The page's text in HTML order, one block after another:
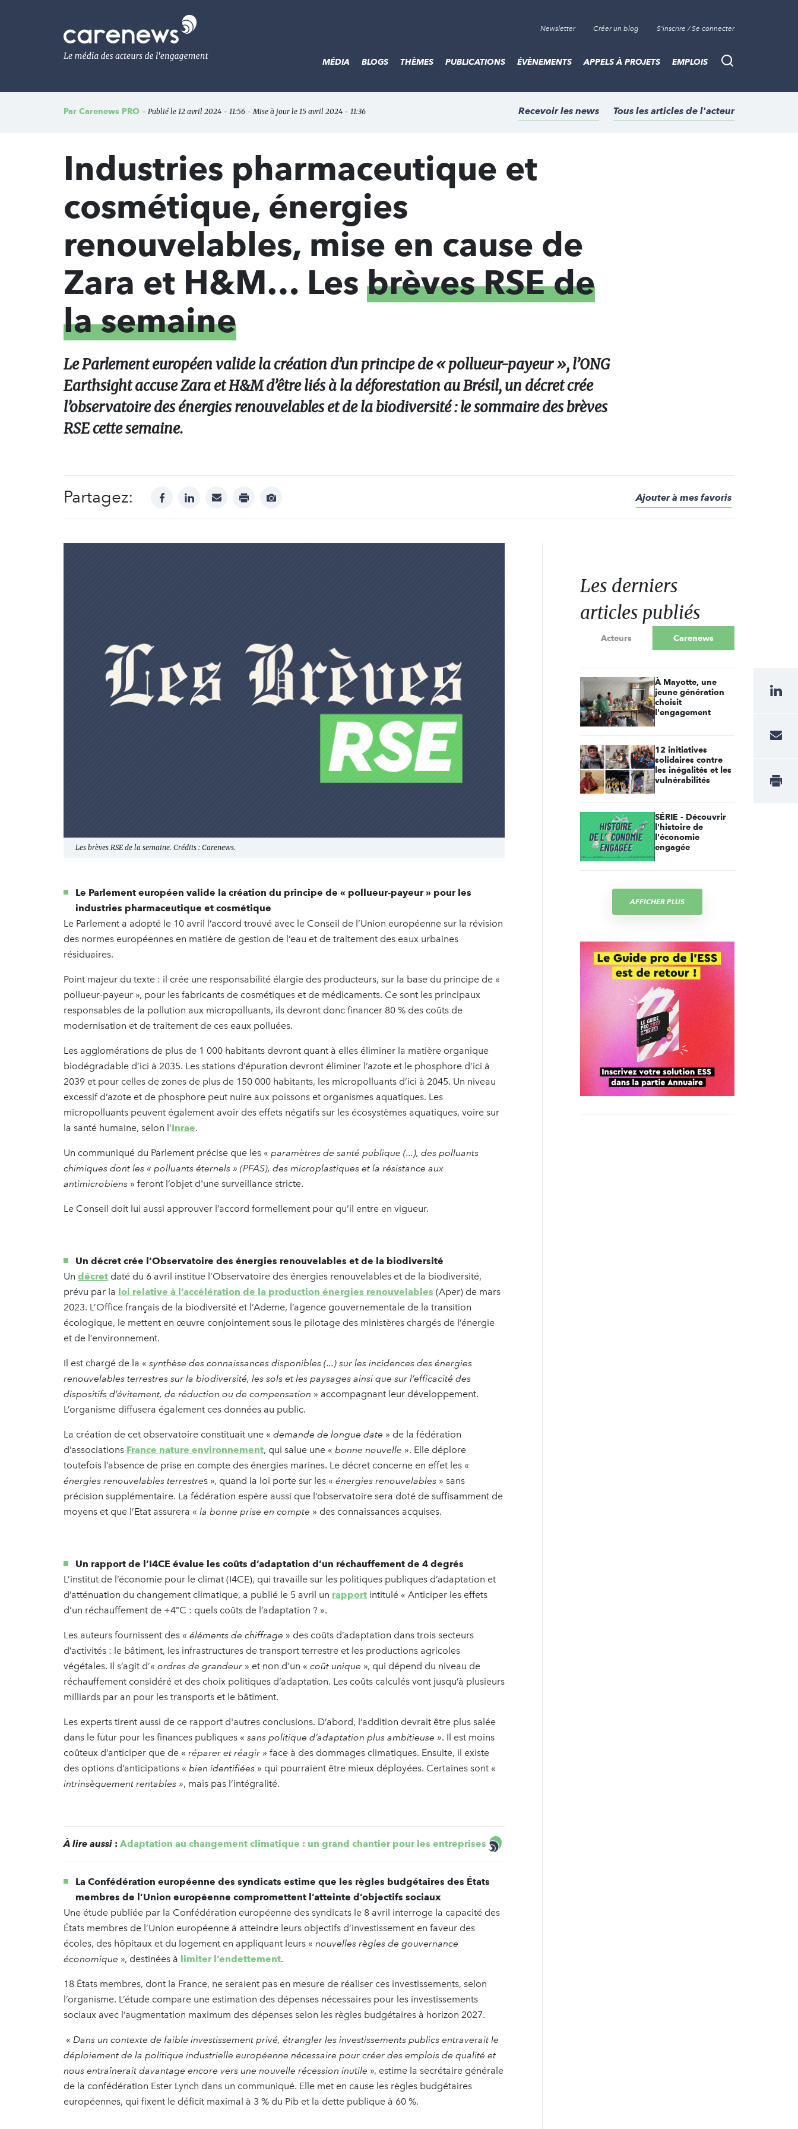
Le
média
de
l'engagement
Newsletter Créer un blog S'inscrire / Se connecter
Recherche
MÉDIA BLOGS THÈMES PUBLICATIONS ÉVÈNEMENTS APPELS À PROJETS EMPLOIS
Par Carenews PRO - Publié le 12 avril 2024 - 11:56 - Mise à jour le 15 avril 2024 - 11:36 Recevoir les news Tous les articles de l'acteur
Industries pharmaceutique et
cosmétique, énergies
renouvelables, mise en cause de
Zara et H&M… Les brèves RSE de
la semaine
Le Parlement européen valide la création d’un principe de « pollueur-payeur », l’ONG
Earthsight accuse Zara et H&M d’être liés à la déforestation au Brésil, un décret crée
l’observatoire des énergies renouvelables et de la biodiversité : le sommaire des brèves
RSE cette semaine.
Partagez: facebooklinkedinmail print
Afficher
Ajouter à mes favoris
Les brèves RSE de la semaine. Crédits : Carenews.
Le Parlement européen valide la création du principe de « pollueur-payeur » pour les
industries pharmaceutique et cosmétique
Le Parlement a adopté le 10 avril l’accord trouvé avec le Conseil de l’Union européenne sur la révision
des normes européennes en matière de gestion de l’eau et de traitement des eaux urbaines
résiduaires.
Point majeur du texte : il crée une responsabilité élargie des producteurs, sur la base du principe de «
pollueur-payeur », pour les fabricants de cosmétiques et de médicaments. Ce sont les principaux
responsables de la pollution aux micropolluants, ils devront donc financer 80 % des coûts de
modernisation et de traitement de ces eaux polluées.
Les agglomérations de plus de 1 000 habitants devront quant à elles éliminer la matière organique
biodégradable d’ici à 2035. Les stations d’épuration devront éliminer l’azote et le phosphore d’ici à
2039 et pour celles de zones de plus de 150 000 habitants, les micropolluants d’ici à 2045. Un niveau
excessif d’azote et de phosphore peut nuire aux poissons et organismes aquatiques. Les
micropolluants peuvent également avoir des effets négatifs sur les écosystèmes aquatiques, voire sur
la santé humaine, selon l’Inrae.
Un communiqué du Parlement précise que les « paramètres de santé publique (...), des polluants
chimiques dont les « polluants éternels » (PFAS), des microplastiques et la résistance aux
antimicrobiens » feront l’objet d'une surveillance stricte.
Le Conseil doit lui aussi approuver l’accord formellement pour qu’il entre en vigueur.
Un décret crée l’Observatoire des énergies renouvelables et de la biodiversité
Un décret daté du 6 avril institue l’Observatoire des énergies renouvelables et de la biodiversité,
prévu par la loi relative à l’accélération de la production énergies renouvelables (Aper) de mars
2023. L’Office français de la biodiversité et l’Ademe, l’agence gouvernementale de la transition
écologique, le mettent en œuvre conjointement sous le pilotage des ministères chargés de l’énergie
et de l’environnement.
Il est chargé de la « synthèse des connaissances disponibles (...) sur les incidences des énergies
renouvelables terrestres sur la biodiversité, les sols et les paysages ainsi que sur l’efficacité des
dispositifs d’évitement, de réduction ou de compensation » accompagnant leur développement.
L’organisme diffusera également ces données au public.
La création de cet observatoire constituait une « demande de longue date » de la fédération
d’associations France nature environnement, qui salue une « bonne nouvelle ». Elle déplore
toutefois l’absence de prise en compte des énergies marines. Le décret concerne en effet les «
énergies renouvelables terrestres », quand la loi porte sur les « énergies renouvelables » sans
précision supplémentaire. La fédération espère aussi que l’observatoire sera doté de suffisamment de
moyens et que l’Etat assurera « la bonne prise en compte » des connaissances acquises.
Un rapport de l’I4CE évalue les coûts d’adaptation d’un réchauffement de 4 degrés
L’institut de l’économie pour le climat (I4CE), qui travaille sur les politiques publiques d’adaptation et
d’atténuation du changement climatique, a publié le 5 avril un rapport intitulé « Anticiper les effets
d’un réchauffement de +4°C : quels coûts de l’adaptation ? ».
Les auteurs fournissent des « éléments de chiffrage » des coûts d’adaptation dans trois secteurs
d’activités : le bâtiment, les infrastructures de transport terrestre et les productions agricoles
végétales. Il s’agit d’« ordres de grandeur » et non d’un « coût unique », qui dépend du niveau de
réchauffement considéré et des choix politiques d’adaptation. Les coûts calculés vont jusqu’à plusieurs
milliards par an pour les transports et le bâtiment.
Les experts tirent aussi de ce rapport d'autres conclusions. D’abord, l’addition devrait être plus salée
dans le futur pour les finances publiques « sans politique d’adaptation plus ambitieuse ». Il est moins
coûteux d’anticiper que de « réparer et réagir » face à des dommages climatiques. Ensuite, il existe
des options d’anticipations « bien identifiées » qui pourraient être mieux déployées. Certaines sont «
intrinsèquement rentables », mais pas l’intégralité.
À lire aussi : Adaptation au changement climatique : un grand chantier pour les entreprises
La Confédération européenne des syndicats estime que les règles budgétaires des États
membres de l’Union européenne compromettent l’atteinte d’objectifs sociaux
Une étude publiée par la Confédération européenne des syndicats le 8 avril interroge la capacité des
États membres de l’Union européenne à atteindre leurs objectifs d’investissement en faveur des
écoles, des hôpitaux et du logement en appliquant leurs « nouvelles règles de gouvernance
économique », destinées à limiter l’endettement.
18 États membres, dont la France, ne seraient pas en mesure de réaliser ces investissements, selon
l’organisme. L’étude compare une estimation des dépenses nécessaires pour les investissements
sociaux avec l’augmentation maximum des dépenses selon les règles budgétaires à horizon 2027.
« Dans un contexte de faible investissement privé, étrangler les investissements publics entraverait le
déploiement de la politique industrielle européenne nécessaire pour créer des emplois de qualité et
nous entraînerait davantage encore vers une nouvelle récession inutile », estime la secrétaire générale
de la confédération Ester Lynch dans un communiqué. Elle met en cause les règles budgétaires
européennes, qui fixent le déficit maximal à 3 % du Pib et la dette publique à 60 %.
Les derniers
articles publiés
Acteurs Carenews
À Mayotte, une
jeune génération
choisit
l'engagement
12 initiatives
solidaires contre
les inégalités et les
vulnérabilités
SÉRIE - Découvrir
l'histoire de
l'économie
engagée
AFFICHER PLUS